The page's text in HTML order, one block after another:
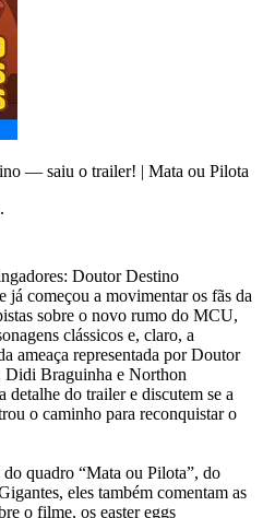
— saiu o trailer! | Mata ou Pilota
Doutor Destino
começou a movimentar os fãs da
sobre o novo rumo do MCU,
clássicos e, claro, a
ameaça representada por Doutor
Braguinha e Northon
detalhe do trailer e discutem se a
o caminho para reconquistar o
quadro “Mata ou Pilota”, do
eles também comentam as
o filme, os easter eggs